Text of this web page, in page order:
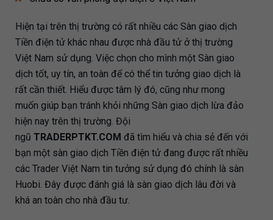
Hiện tại trên thị trường có rất nhiều các Sàn giao dịch
Tiền điện tử khác nhau được nhà đầu tử ở thị trường
Việt Nam sử dụng. Việc chọn cho mình một Sàn giao
dịch tốt, uy tín, an toàn để có thể tin tưởng giao dịch là
rất cần thiết. Hiểu được tâm lý đó, cũng như mong
muốn giúp bạn tránh khỏi những Sàn giao dịch lừa đảo
hiện nay trên thị trường. Đội
ngũ TRADERPTKT.COM đã tìm hiểu và chia sẻ đến với
bạn một sàn giao dịch Tiền điện tử đang được rất nhiều
các Trader Việt Nam tin tưởng sử dụng đó chính là sàn
Huobi. Đây được đánh giá là sàn giao dịch lâu đời và
khá an toàn cho nhà đầu tư.